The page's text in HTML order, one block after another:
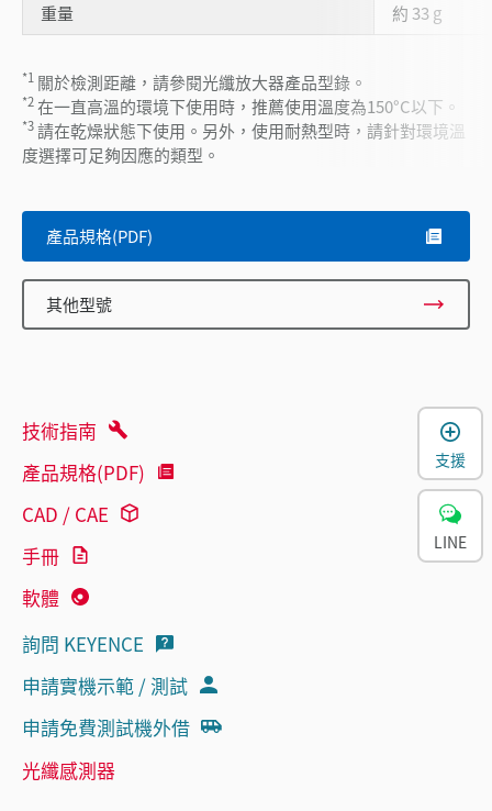
重量
約 33 g
*1 關於檢測距離，請參閱光纖放大器產品型錄。
*2在一直高溫的環境下使用時，推薦使用溫度為150°C以下。
*3請在乾燥狀態下使用。另外，使用耐熱型時，請針對環境溫
度選擇可足夠因應的類型。
產品規格(PDF)
其他型號
技術指南
產品規格(PDF)
CAD / CAE
手冊
軟體
詢問 KEYENCE
申請實機示範 / 測試
申請免費測試機外借
光纖感測器
支援
LINE